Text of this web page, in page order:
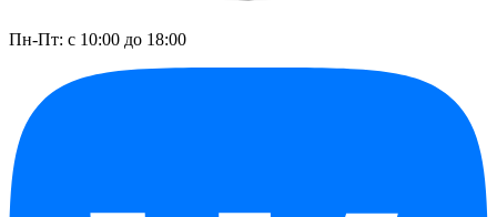
Пн-Пт: с 10:00 до 18:00